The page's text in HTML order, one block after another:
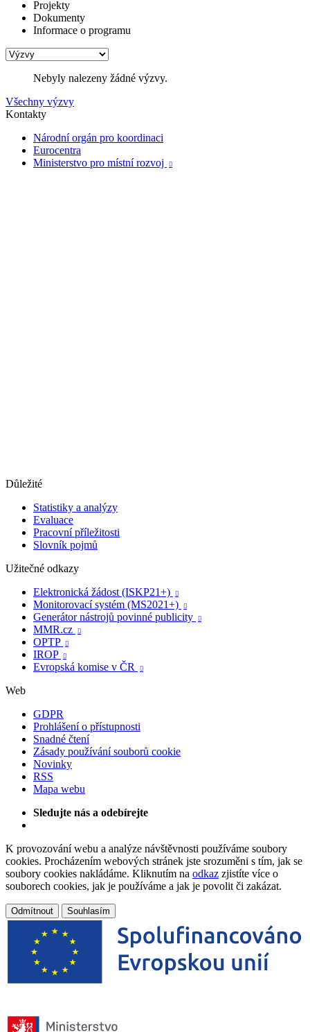
Projekty
Dokumenty
Informace o programu
Nebyly nalezeny žádné výzvy.
Všechny výzvy
Kontakty
Národní orgán pro koordinaci
Eurocentra
Ministerstvo pro místní rozvoj

Důležité
Statistiky a analýzy
Evaluace
Pracovní příležitosti
Slovník pojmů
Užitečné odkazy
Elektronická žádost (ISKP21+)

Monitorovací systém (MS2021+) 
Generátor nástrojů povinné publicity 
MMR.cz 
OPTP 
IROP 
Evropská komise v ČR 
Web
GDPR
Prohlášení o přístupnosti
Snadné čtení
Zásady používání souborů cookie
Novinky
RSS
Mapa webu
Sledujte nás a odebírejte
K provozování webu a analýze návštěvnosti používáme soubory
cookies. Procházením webových stránek jste srozuměni s tím, jak se
soubory cookies nakládáme. Kliknutím na odkaz zjistíte více o
souborech cookies, jak je používáme a jak je povolit či zakázat.
Odmítnout Souhlasím